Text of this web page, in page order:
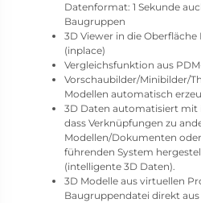
Datenformat: 1 Sekunde
Baugruppen
3D Viewer in die
(inplace)
Vergleichsfunktion aus
Vorschaubilder/Minibilder/
Modellen automatisch
3D Daten automatisiert mit
dass Verknüpfungen zu
Modellen/Dokumenten
führenden System
(intelligente 3D Daten).
3D Modelle aus virtuellen
Baugruppendatei direkt